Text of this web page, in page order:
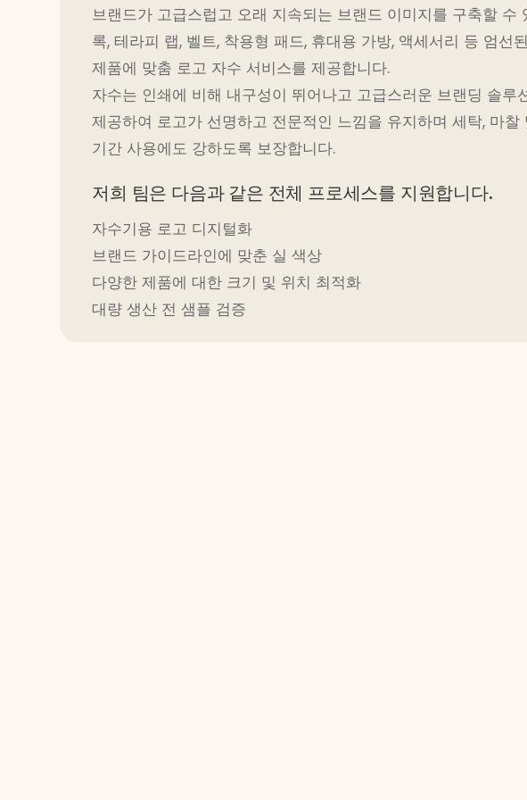
브랜드가 고급스럽고 오래 지속되는 브랜드 이미지를 구축할 수
록, 테라피 랩, 벨트, 착용형 패드, 휴대용 가방, 액세서리 등 엄선
제품에 맞춤 로고 자수 서비스를 제공합니다.
자수는 인쇄에 비해 내구성이 뛰어나고 고급스러운 브랜딩 솔루
제공하여 로고가 선명하고 전문적인 느낌을 유지하며 세탁, 마찰
기간 사용에도 강하도록 보장합니다.
저희 팀은 다음과 같은 전체 프로세스를 지원합니다.
자수기용 로고 디지털화
브랜드 가이드라인에 맞춘 실 색상
다양한 제품에 대한 크기 및 위치 최적화
대량 생산 전 샘플 검증